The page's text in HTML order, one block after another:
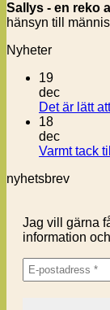
Sallys - en reko
hänsyn till
Nyheter
19
dec
Det är lätt
18
dec
Varmt tack
nyhetsbrev
Jag vill gärna
information